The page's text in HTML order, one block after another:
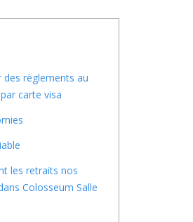
des règlements au
carte visa
les retraits nos
Colosseum Salle